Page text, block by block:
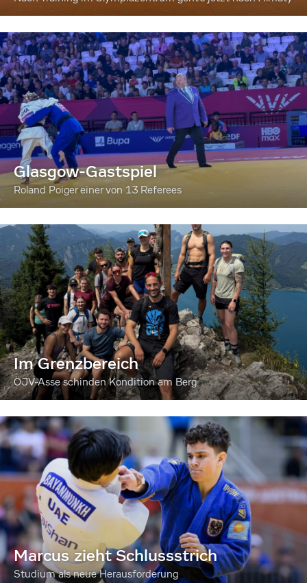
Glasgow-Gastspiel
Roland Poiger einer von 13 Referees
Im Grenzbereich
ÖJV-Asse schinden Kondition am Berg
Marcus zieht Schlussstrich
Studium als neue Herausforderung